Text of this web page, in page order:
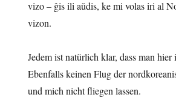
vizo – ĝis ili aŭdis, ke mi volas iri al
vizon.
Jedem ist natürlich klar, dass man
Ebenfalls keinen Flug der
und mich nicht fliegen lassen.